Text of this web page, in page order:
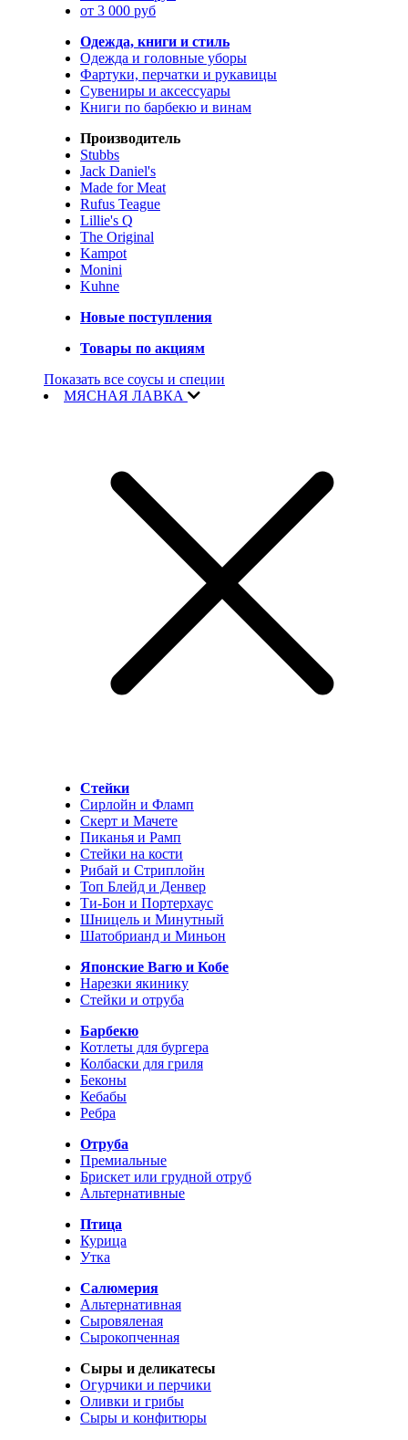
от 3 000 руб
Одежда, книги и стиль
Одежда и головные уборы
Фартуки, перчатки и рукавицы
Сувениры и аксессуары
Книги по барбекю и винам
Производитель
Stubbs
Jack Daniel's
Made for Meat
Rufus Teague
Lillie's Q
The Original
Kampot
Monini
Kuhne
Новые поступления
Товары по акциям
Показать все соусы и специи
МЯСНАЯ ЛАВКА
Стейки
Сирлойн и Фламп
Скерт и Мачете
Пиканья и Рамп
Стейки на кости
Рибай и Стриплойн
Топ Блейд и Денвер
Ти-Бон и Портерхаус
Шницель и Минутный
Шатобрианд и Миньон
Японские Вагю и Кобе
Нарезки якинику
Стейки и отруба
Барбекю
Котлеты для бургера
Колбаски для гриля
Беконы
Кебабы
Ребра
Отруба
Премиальные
Брискет или грудной отруб
Альтернативные
Птица
Курица
Утка
Салюмерия
Альтернативная
Сыровяленая
Сырокопченная
Сыры и деликатесы
Огурчики и перчики
Оливки и грибы
Сыры и конфитюры